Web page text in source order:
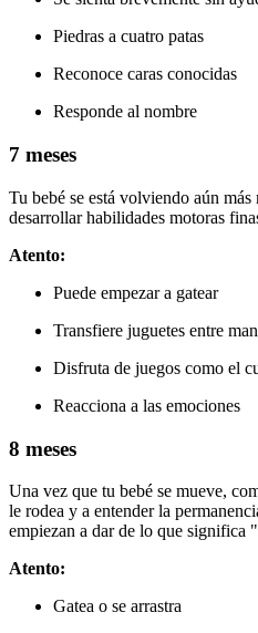
Piedras a cuatro patas
Reconoce caras conocidas
Responde al nombre
7 meses
Tu bebé se está volviendo aún
desarrollar habilidades motoras
Atento:
Puede empezar a gatear
Transfiere juguetes entre
Disfruta de juegos como el
Reacciona a las emociones
8 meses
Una vez que tu bebé se mueve,
le rodea y a entender la
empiezan a dar de lo que significa
Atento:
Gatea o se arrastra